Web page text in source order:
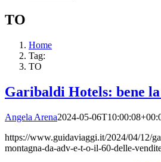
TO
Home
Tag:
TO
Garibaldi Hotels: bene
Angela Arena2024-05-
https://www.guidaviaggi.it/2024/04/12/
montagna-da-adv-e-t-o-il-60-delle-